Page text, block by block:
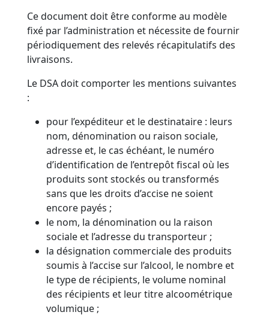
Ce document doit être conforme au modèle
fixé par l’administration et nécessite de fournir
périodiquement des relevés récapitulatifs des
livraisons.
Le DSA doit comporter les mentions suivantes
:
pour l’expéditeur et le destinataire : leurs
nom, dénomination ou raison sociale,
adresse et, le cas échéant, le numéro
d’identification de l’entrepôt fiscal où les
produits sont stockés ou transformés
sans que les droits d’accise ne soient
encore payés ;
le nom, la dénomination ou la raison
sociale et l’adresse du transporteur ;
la désignation commerciale des produits
soumis à l’accise sur l’alcool, le nombre et
le type de récipients, le volume nominal
des récipients et leur titre alcoométrique
volumique ;